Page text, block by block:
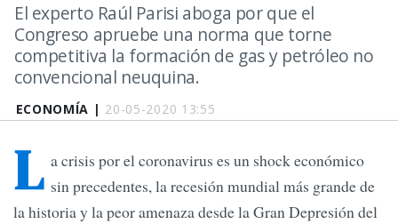
ECONOMÍA | 20-05-2020 13:55
El experto Raúl Parisi aboga por que el
Congreso apruebe una norma que torne
competitiva la formación de gas y petróleo no
convencional neuquina.
L a crisis por el coronavirus es un shock económico
sin precedentes, la recesión mundial más grande de
la historia y la peor amenaza desde la Gran Depresión del